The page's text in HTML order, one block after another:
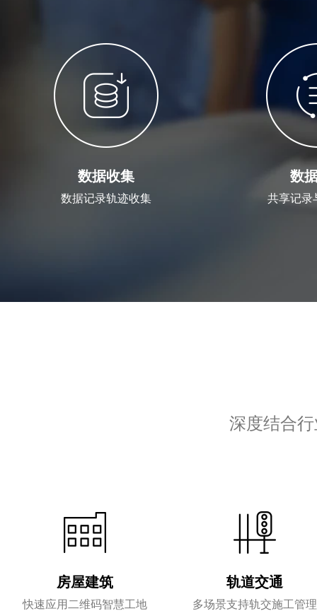
数据收集
数据记录轨迹收集
数
共享记录
深度结合
房屋建筑
快速应用二维码智慧工地
轨道交通
多场景支持轨交施工管理